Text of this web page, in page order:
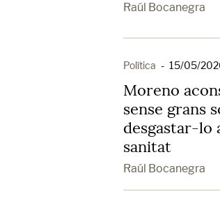
Raúl Bocanegra
Política - 15/05/
Moreno
sense grans
desgastar-lo
sanitat
Raúl Bocanegra